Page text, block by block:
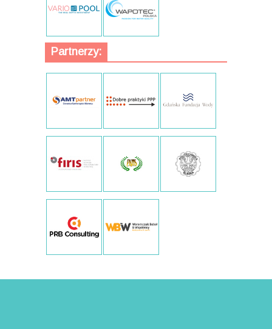
Partnerzy: